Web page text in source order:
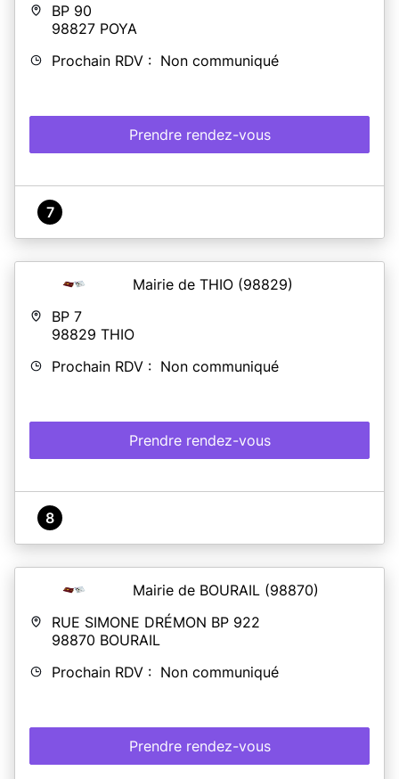
BP 90
98827 POYA
Prochain RDV : Non communiqué
Prendre rendez-vous
7
Mairie de THIO (98829)
BP 7
98829 THIO
Prochain RDV : Non communiqué
Prendre rendez-vous
8
Mairie de BOURAIL (98870)
RUE SIMONE DRÉMON BP 922
98870 BOURAIL
Prochain RDV : Non communiqué
Prendre rendez-vous